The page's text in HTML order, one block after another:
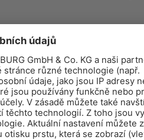
Tiráž|Ochraně dat
+| LOUIS INTERNET